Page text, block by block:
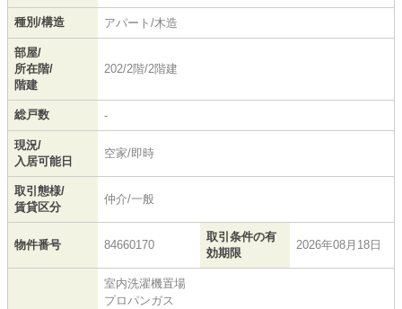
種別/構造 アパート/木造
部屋/
所在階/
階建
202/2階/2階建
総戸数 -
現況/
入居可能日
空家/即時
取引態様/
賃貸区分
仲介/一般
物件番号 84660170
取引条件の有
効期限
2026年08月18日
室内洗濯機置場
プロパンガス